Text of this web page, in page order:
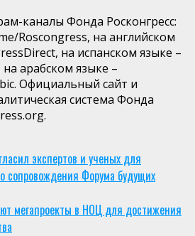
каналы Фонда Росконгресс:
Roscongress, на английском
на испанском языке –
арабском языке –
Официальный сайт и
система Фонда
экспертов и ученых для
сопровождения Форума будущих
мегапроекты в НОЦ для достижения